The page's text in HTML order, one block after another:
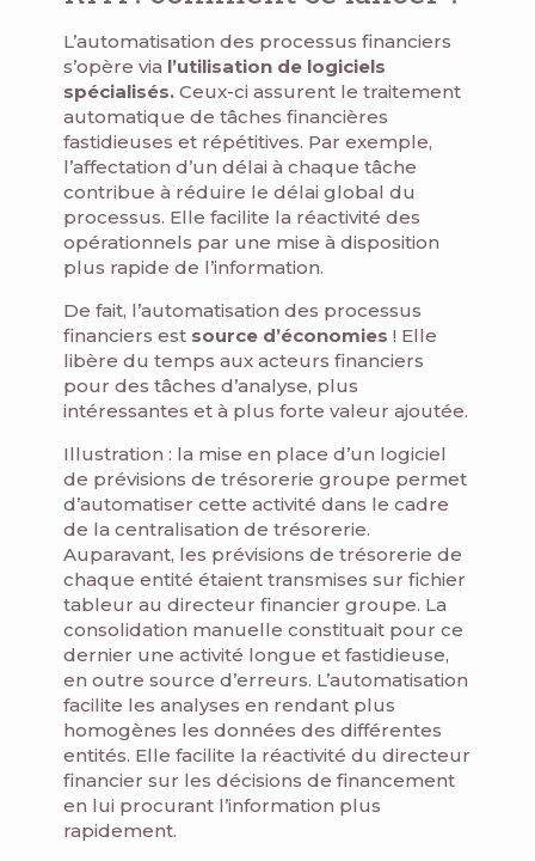
L’automatisation des processus financiers
s’opère via l’utilisation de logiciels
spécialisés. Ceux-ci assurent le traitement
automatique de tâches financières
fastidieuses et répétitives. Par exemple,
l’affectation d’un délai à chaque tâche
contribue à réduire le délai global du
processus. Elle facilite la réactivité des
opérationnels par une mise à disposition
plus rapide de l’information.
De fait, l’automatisation des processus
financiers est source d’économies ! Elle
libère du temps aux acteurs financiers
pour des tâches d’analyse, plus
intéressantes et à plus forte valeur ajoutée.
Illustration : la mise en place d’un logiciel
de prévisions de trésorerie groupe permet
d’automatiser cette activité dans le cadre
de la centralisation de trésorerie.
Auparavant, les prévisions de trésorerie de
chaque entité étaient transmises sur fichier
tableur au directeur financier groupe. La
consolidation manuelle constituait pour ce
dernier une activité longue et fastidieuse,
en outre source d’erreurs. L’automatisation
facilite les analyses en rendant plus
homogènes les données des différentes
entités. Elle facilite la réactivité du directeur
financier sur les décisions de financement
en lui procurant l’information plus
rapidement.